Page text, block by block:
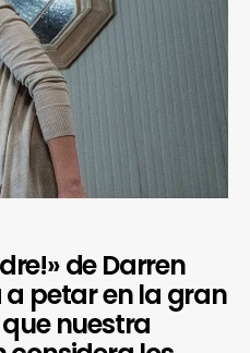
de Darren
petar en la gran
nuestra